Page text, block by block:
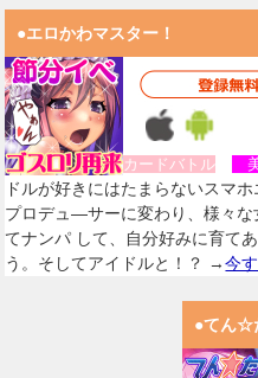
●エロかわマスター！
カードバトル
ドルが好きにはたまらないスマホ
プロデュ―サーに変わり、様々な
てナンパ して、自分好みに育て
う。そしてアイドルと！？ →今
●てん☆